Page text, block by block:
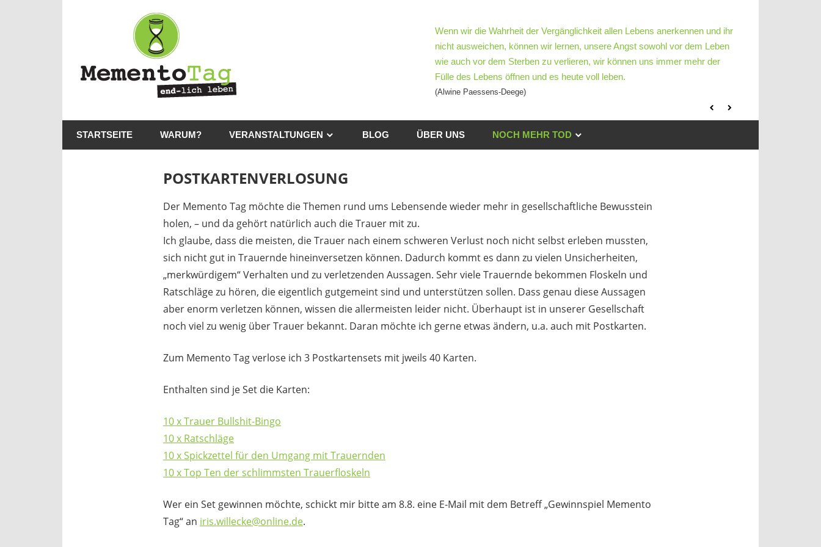
leben
–
end-
lich
Wenn wir die Wahrheit der Vergänglichkeit allen Lebens anerkennen und ihr
nicht ausweichen, können wir lernen, unsere Angst sowohl vor dem Leben
wie auch vor dem Sterben zu verlieren, wir können uns immer mehr der
Fülle des Lebens öffnen und es heute voll leben.
(Alwine Paessens-Deege)
STARTSEITE WARUM? VERANSTALTUNGEN BLOG ÜBER UNS NOCH MEHR TOD
POSTKARTENVERLOSUNG
Der Memento Tag möchte die Themen rund ums Lebensende wieder mehr in gesellschaftliche Bewusstein
holen, – und da gehört natürlich auch die Trauer mit zu.
Ich glaube, dass die meisten, die Trauer nach einem schweren Verlust noch nicht selbst erleben mussten,
sich nicht gut in Trauernde hineinversetzen können. Dadurch kommt es dann zu vielen Unsicherheiten,
„merkwürdigem“ Verhalten und zu verletzenden Aussagen. Sehr viele Trauernde bekommen Floskeln und
Ratschläge zu hören, die eigentlich gutgemeint sind und unterstützen sollen. Dass genau diese Aussagen
aber enorm verletzen können, wissen die allermeisten leider nicht. Überhaupt ist in unserer Gesellschaft
noch viel zu wenig über Trauer bekannt. Daran möchte ich gerne etwas ändern, u.a. auch mit Postkarten.
Zum Memento Tag verlose ich 3 Postkartensets mit jweils 40 Karten.
Enthalten sind je Set die Karten:
10 x Trauer Bullshit-Bingo
10 x Ratschläge
10 x Spickzettel für den Umgang mit Trauernden
10 x Top Ten der schlimmsten Trauerfloskeln
Wer ein Set gewinnen möchte, schickt mir bitte am 8.8. eine E-Mail mit dem Betreff „Gewinnspiel Memento
Tag“ an iris.willecke@online.de.